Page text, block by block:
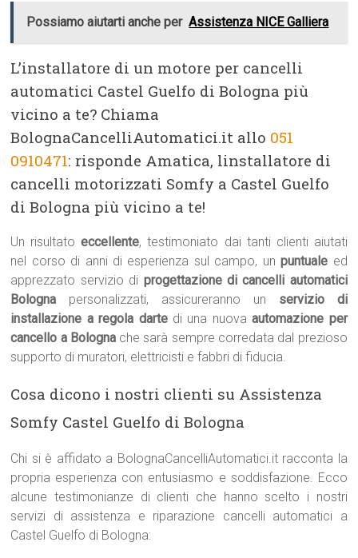
Possiamo aiutarti anche per Assistenza NICE Galliera
L’installatore di un motore per cancelli
automatici Castel Guelfo di Bologna più
vicino a te? Chiama
BolognaCancelliAutomatici.it allo 051
0910471: risponde Amatica, linstallatore di
cancelli motorizzati Somfy a Castel Guelfo
di Bologna più vicino a te!
Un risultatoeccellente, testimoniato dai tanti clienti aiutati
nel corso di anni di esperienza sul campo, unpuntuale ed
apprezzato servizio di progettazione di cancelli automatici
Bologna personalizzati, assicureranno un servizio di
installazione a regola dartedi una nuovaautomazione per
cancello a Bologna che sarà sempre corredata dal prezioso
supporto di muratori, elettricisti e fabbri di fiducia.
Cosa dicono i nostri clienti su Assistenza
Somfy Castel Guelfo di Bologna
Chi si è affidato a BolognaCancelliAutomatici.it racconta la
propria esperienza con entusiasmo e soddisfazione. Ecco
alcune testimonianze di clienti che hanno scelto i nostri
servizi di assistenza e riparazione cancelli automatici a
Castel Guelfo di Bologna: